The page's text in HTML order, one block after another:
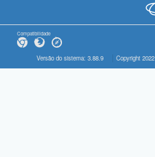
Compatibilidade
Versão do sistema: 3.88.9 Copyright